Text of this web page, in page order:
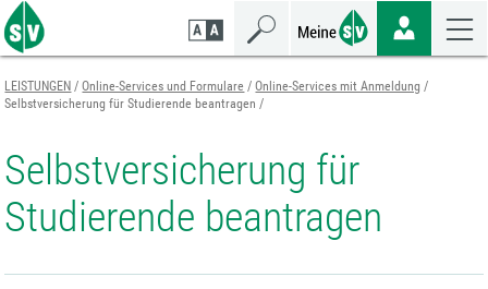
Zum
Seiteninhalt
springen
Zur
Navigation
springen
Zur
Mobilen
Navigation
springen
LEISTUNGEN Online-Services und Formulare
Online-Services mit Anmeldung
Selbstversicherung für Studierende beantragen
Selbstversicherung für
Studierende beantragen